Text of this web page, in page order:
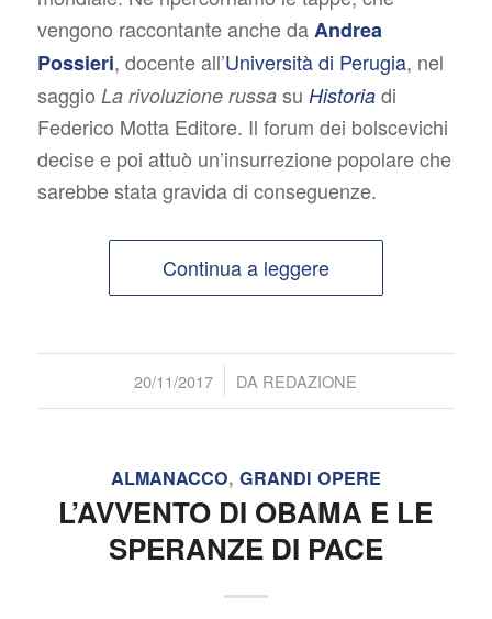
vengono raccontante anche daAndrea
Possieri, docente all’Università di Perugia, nel
saggio La rivoluzione russasu Historiadi
Federico Motta Editore. Il forum dei bolscevichi
decise e poi attuò un’insurrezione popolare che
sarebbe stata gravida di conseguenze.
Continua a leggere
20/11/2017
/ DA REDAZIONE
ALMANACCO, GRANDI OPERE
L’AVVENTO DI OBAMA E LE
SPERANZE DI PACE